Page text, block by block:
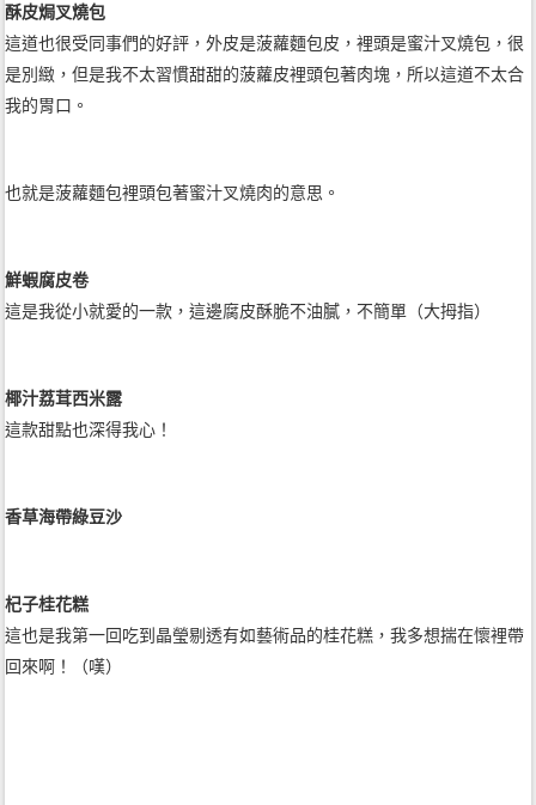
酥皮焗叉燒包
這道也很受同事們的好評，外皮是菠蘿麵包皮，裡頭是蜜汁叉燒包，很
是別緻，但是我不太習慣甜甜的菠蘿皮裡頭包著肉塊，所以這道不太合
我的胃口。
也就是菠蘿麵包裡頭包著蜜汁叉燒肉的意思。
鮮蝦腐皮卷
這是我從小就愛的一款，這邊腐皮酥脆不油膩，不簡單（大拇指）
椰汁荔茸西米露
這款甜點也深得我心！
香草海帶綠豆沙
杞子桂花糕
這也是我第一回吃到晶瑩剔透有如藝術品的桂花糕，我多想揣在懷裡帶
回來啊！（嘆）